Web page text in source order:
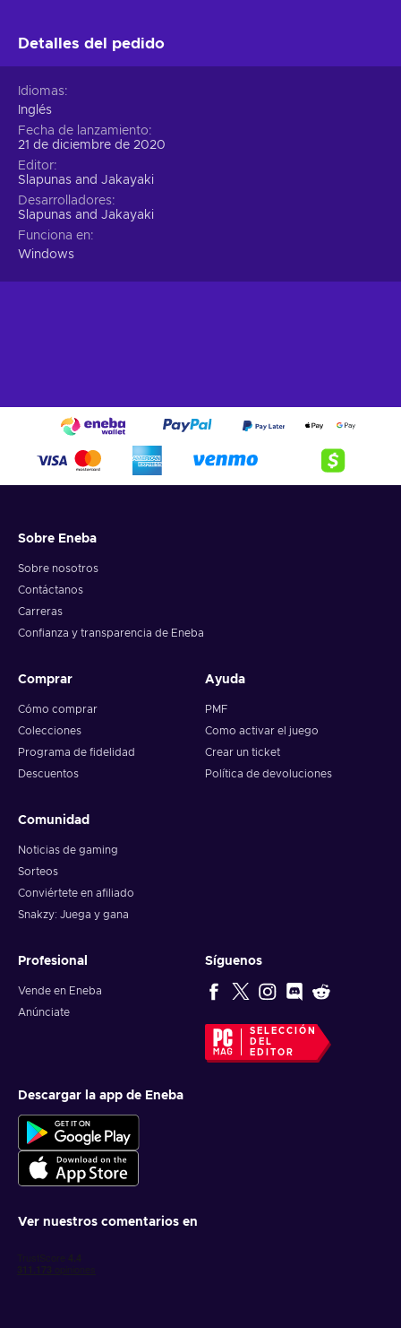
Detalles del pedido
Idiomas
Inglés
Fecha de lanzamiento
21 de diciembre de 2020
Editor
Slapunas and Jakayaki
Desarrolladores
Slapunas and Jakayaki
Funciona en
Windows
Sobre Eneba
Sobre nosotros
Contáctanos
Carreras
Confianza y transparencia de Eneba
Comprar
Cómo comprar
Colecciones
Programa de fidelidad
Descuentos
Ayuda
PMF
Como activar el juego
Crear un ticket
Política de devoluciones
Comunidad
Noticias de gaming
Sorteos
Conviértete en afiliado
Snakzy: Juega y gana
Profesional
Vende en Eneba
Anúnciate
Síguenos
SELECCIÓN
DEL
EDITOR
Descargar la app de Eneba
Ver nuestros comentarios en